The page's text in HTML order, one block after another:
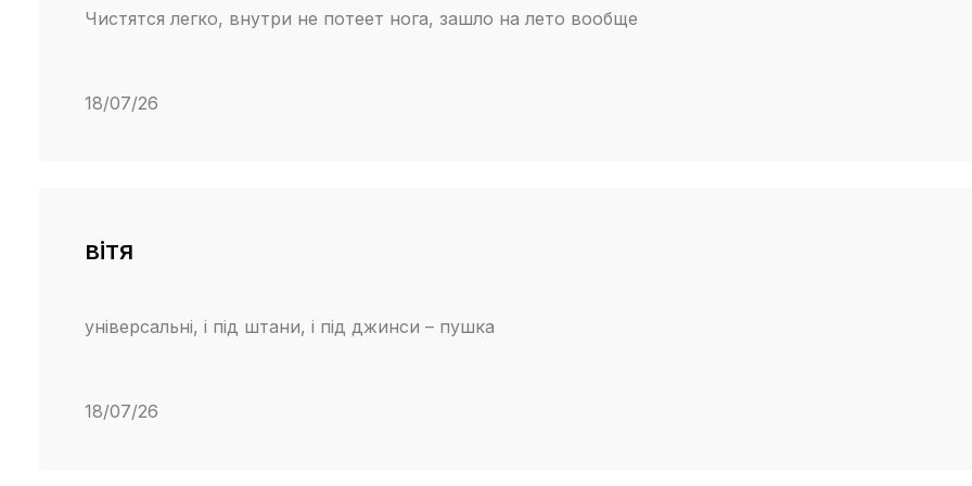
Чистятся легко, внутри не потеет нога, зашло на лето вообще
18/07/26
вітя
універсальні, і під штани, і під джинси – пушка
18/07/26